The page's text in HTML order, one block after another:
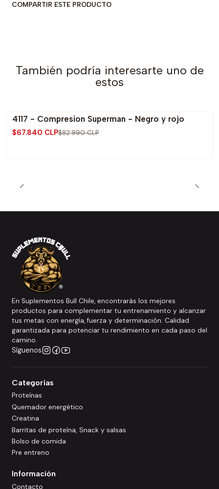
COMPARTIR ESTE PRODUCTO
También podría interesarte uno de
estos
-18% OFF
4117 - Compresion Superman - Negro y rojo
$67.840 CLP$82.990 CLP
En Suplementos Bull Chile, encontrarás los mejores
productos para complementar tu entrenamiento y alcanzar
tus metas con energía, fuerza y determinación. Calidad
garantizada para potenciar tu rendimiento en cada paso del
camino.
Síguenos
Categorías
Proteínas
Quemador energético
Creatina
Barritas de proteína, Snack y salsas
Bolso de comida
Pre entreno
Información
Contacto